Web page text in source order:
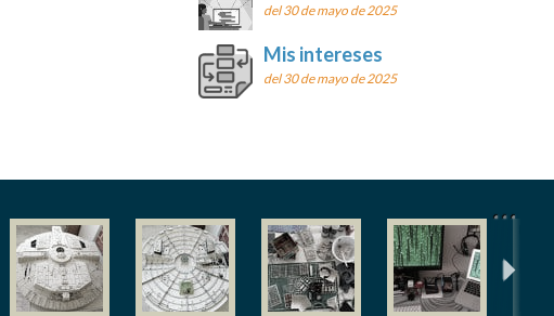
del 30 de mayo de 2025
Mis intereses
del 30 de mayo de 2025